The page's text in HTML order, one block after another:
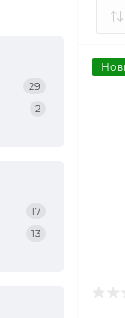
29
2
17
13